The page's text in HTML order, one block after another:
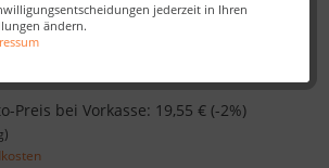
jederzeit in Ihren
ändern.
Preis bei Vorkasse: 19,55 € (-2%)